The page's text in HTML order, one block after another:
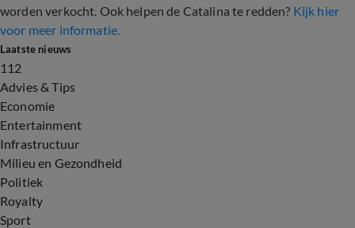
worden verkocht. Ook helpen de Catalina te redden? Kijk hier
voor meer informatie.
Laatste nieuws
112
Advies & Tips
Economie
Entertainment
Infrastructuur
Milieu en Gezondheid
Politiek
Royalty
Sport